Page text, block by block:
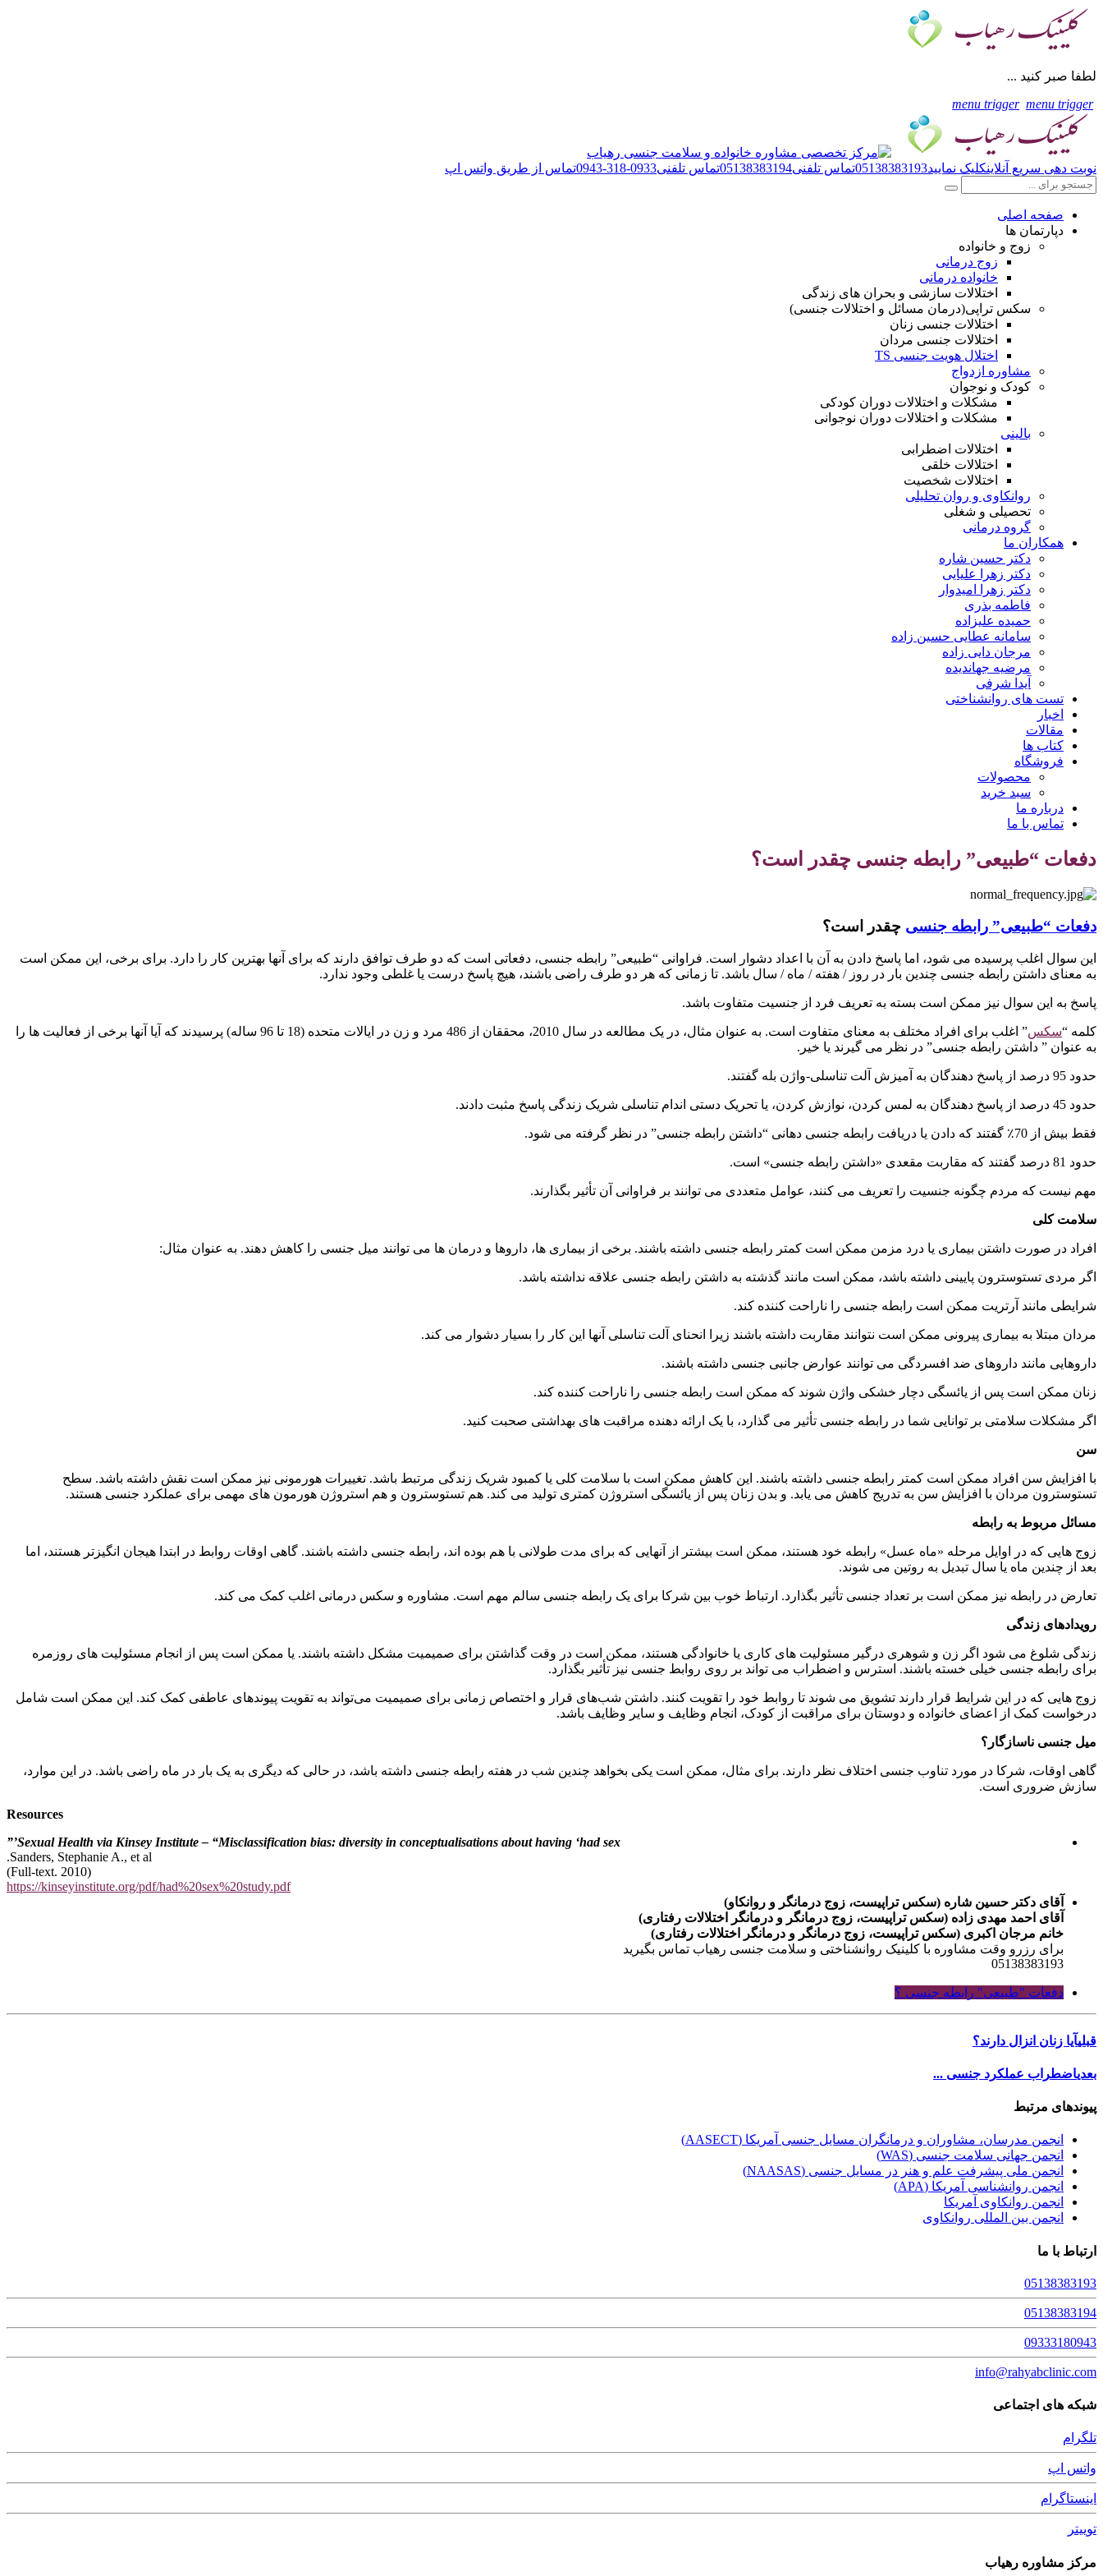
لطفا صبر کنید ...
menu trigger menu trigger
نوبت دهی سریع آنلاینکلیک نمایید05138383193تماس تلفنی05138383194تماس تلفنی0933-318-0943 تماس از طریق واتس اپ
صفحه اصلی
دپارتمان ها
زوج و خانواده
زوج درمانی
خانواده درمانی
اختلالات سازشی و بحران های زندگی
سکس تراپی(درمان مسائل و اختلالات جنسی)
اختلالات جنسی زنان
اختلالات جنسی مردان
اختلال هویت جنسی TS
مشاوره ازدواج
کودک و نوجوان
مشکلات و اختلالات دوران کودکی
مشکلات و اختلالات دوران نوجوانی
بالینی
اختلالات اضطرابی
اختلالات خلقی
اختلالات شخصیت
روانکاوی و روان تحلیلی
تحصیلی و شغلی
گروه درمانی
همکاران ما
دکتر حسین شاره
دکتر زهرا علیایی
دکتر زهرا امیدوار
فاطمه بذری
حمیده علیزاده
سامانه عطایی حسین زاده
مرجان دایی زاده
مرضیه جهاندیده
آیدا شرفی
تست های روانشناختی
اخبار
مقالات
کتاب ها
فروشگاه
محصولات
سبد خرید
درباره ما
تماس با ما
دفعات “طبیعی” رابطه جنسی چقدر است؟
دفعات “طبیعی” رابطه جنسی چقدر است؟
این سوال اغلب پرسیده می شود، اما پاسخ دادن به آن با اعداد دشوار است. فراوانی “طبیعی” رابطه جنسی، دفعاتی است که دو طرف توافق دارند که برای آنها بهترین کار را دارد. برای برخی، این ممکن است
به معنای داشتن رابطه جنسی چندین بار در روز / هفته / ماه / سال باشد. تا زمانی که هر دو طرف راضی باشند، هیچ پاسخ درست یا غلطی وجود ندارد.
پاسخ به این سوال نیز ممکن است بسته به تعریف فرد از جنسیت متفاوت باشد.
کلمه “سکس
” اغلب برای افراد مختلف به معنای متفاوت است. به عنوان مثال، در یک مطالعه در سال 2010، محققان از 486 مرد و زن در ایالات متحده (18 تا 96 ساله) پرسیدند که آیا آنها برخی از فعالیت ها را
به عنوان ” داشتن رابطه جنسی” در نظر می گیرند یا خیر.
حدود 95 درصد از پاسخ دهندگان به آمیزش آلت تناسلی-واژن بله گفتند.
حدود 45 درصد از پاسخ دهندگان به لمس کردن، نوازش کردن، یا تحریک دستی اندام تناسلی شریک زندگی پاسخ مثبت دادند.
فقط بیش از 70٪ گفتند که دادن یا دریافت رابطه جنسی دهانی “داشتن رابطه جنسی” در نظر گرفته می شود.
حدود 81 درصد گفتند که مقاربت مقعدی «داشتن رابطه جنسی» است.
مهم نیست که مردم چگونه جنسیت را تعریف می کنند، عوامل متعددی می توانند بر فراوانی آن تأثیر بگذارند.
سلامت کلی
افراد در صورت داشتن بیماری یا درد مزمن ممکن است کمتر رابطه جنسی داشته باشند. برخی از بیماری ها، داروها و درمان ها می توانند میل جنسی را کاهش دهند. به عنوان مثال:
اگر مردی تستوسترون پایینی داشته باشد، ممکن است مانند گذشته به داشتن رابطه جنسی علاقه نداشته باشد.
شرایطی مانند آرتریت ممکن است رابطه جنسی را ناراحت کننده کند.
مردان مبتلا به بیماری پیرونی ممکن است نتوانند مقاربت داشته باشند زیرا انحنای آلت تناسلی آنها این کار را بسیار دشوار می کند.
داروهایی مانند داروهای ضد افسردگی می توانند عوارض جانبی جنسی داشته باشند.
زنان ممکن است پس از یائسگی دچار خشکی واژن شوند که ممکن است رابطه جنسی را ناراحت کننده کند.
اگر مشکلات سلامتی بر توانایی شما در رابطه جنسی تأثیر می گذارد، با یک ارائه دهنده مراقبت های بهداشتی صحبت کنید.
سن
با افزایش سن افراد ممکن است کمتر رابطه جنسی داشته باشند. این کاهش ممکن است با سلامت کلی یا کمبود شریک زندگی مرتبط باشد. تغییرات هورمونی نیز ممکن است نقش داشته باشد. سطح
تستوسترون مردان با افزایش سن به تدریج کاهش می یابد. و بدن زنان پس از یائسگی استروژن کمتری تولید می کند. هم تستوسترون و هم استروژن هورمون های مهمی برای عملکرد جنسی هستند.
مسائل مربوط به رابطه
زوج هایی که در اوایل مرحله «ماه عسل» رابطه خود هستند، ممکن است بیشتر از آنهایی که برای مدت طولانی با هم بوده اند، رابطه جنسی داشته باشند. گاهی اوقات روابط در ابتدا هیجان انگیزتر هستند، اما
بعد از چندین ماه یا سال تبدیل به روتین می شوند.
تعارض در رابطه نیز ممکن است بر تعداد جنسی تأثیر بگذارد. ارتباط خوب بین شرکا برای یک رابطه جنسی سالم مهم است. مشاوره و سکس درمانی اغلب کمک می کند.
رویدادهای زندگی
زندگی شلوغ می شود اگر زن و شوهری درگیر مسئولیت های کاری یا خانوادگی هستند، ممکن است در وقت گذاشتن برای صمیمیت مشکل داشته باشند. یا ممکن است پس از انجام مسئولیت های روزمره
برای رابطه جنسی خیلی خسته باشند. استرس و اضطراب می تواند بر روی روابط جنسی نیز تأثیر بگذارد.
زوج هایی که در این شرایط قرار دارند تشویق می شوند تا روابط خود را تقویت کنند. داشتن شب‌های قرار و اختصاص زمانی برای صمیمیت می‌تواند به تقویت پیوندهای عاطفی کمک کند. این ممکن است شامل
درخواست کمک از اعضای خانواده و دوستان برای مراقبت از کودک، انجام وظایف و سایر وظایف باشد.
میل جنسی ناسازگار؟
گاهی اوقات، شرکا در مورد تناوب جنسی اختلاف نظر دارند. برای مثال، ممکن است یکی بخواهد چندین شب در هفته رابطه جنسی داشته باشد، در حالی که دیگری به یک بار در ماه راضی باشد. در این موارد،
سازش ضروری است.
Resources
Sexual Health via Kinsey Institute – “Misclassification bias: diversity in conceptualisations about having ‘had sex’”
Sanders, Stephanie A., et al.
(Full-text. 2010)
https://kinseyinstitute.org/pdf/had%20sex%20study.pdf
آقای دکتر حسین شاره (سکس تراپیست، زوج درمانگر و روانکاو)
آقای احمد مهدی زاده (سکس تراپیست، زوج درمانگر و درمانگر اختلالات رفتاری)
خانم مرجان اکبری (سکس تراپیست، زوج درمانگر و درمانگر اختلالات رفتاری)
برای رزرو وقت مشاوره با کلینیک روانشناختی و سلامت جنسی رهیاب تماس بگیرید
05138383193
دفعات "طبیعی" رابطه جنسی ؟
قبلیآیا زنان انزال دارند؟
بعدیاضطراب عملکرد جنسی ...
پیوندهای مرتبط
انجمن مدرسان، مشاوران و درمانگران مسایل جنسی آمریکا (AASECT)
انجمن جهانی سلامت جنسی (WAS)
انجمن ملی پیشرفت علم و هنر در مسایل جنسی (NAASAS)
انجمن روانشناسی آمریکا (APA)
انجمن روانکاوی آمریکا
انجمن بین المللی روانکاوی
ارتباط با ما
05138383193
05138383194
09333180943
info@rahyabclinic.com
شبکه های اجتماعی
تلگرام
واتس اپ
اینستاگرام
توییتر
مرکز مشاوره رهیاب